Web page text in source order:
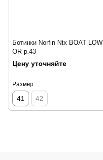
Ботинки Norfin Ntx BOAT LOW
OR р.43
Цену уточняйте
Размер
41 42